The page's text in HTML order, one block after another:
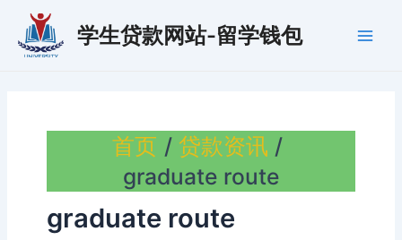
学生贷款网站-留学钱包
首页
贷款资讯
graduate route
graduate route